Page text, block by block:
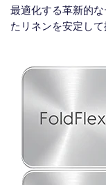
最適化する革新的
たリネンを安定して